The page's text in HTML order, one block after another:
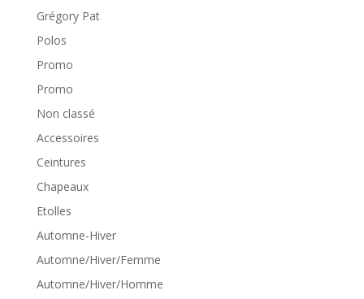
Grégory Pat
Polos
Promo
Promo
Non classé
Accessoires
Ceintures
Chapeaux
Etolles
Automne-Hiver
Automne/Hiver/Femme
Automne/Hiver/Homme